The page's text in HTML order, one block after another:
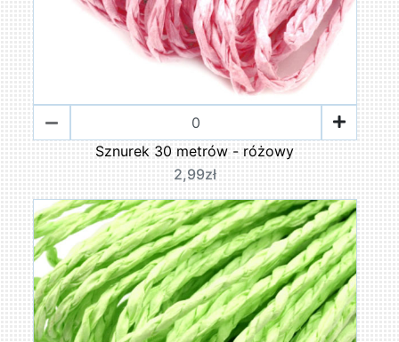
Sznurek 30 metrów - różowy
2,99zł